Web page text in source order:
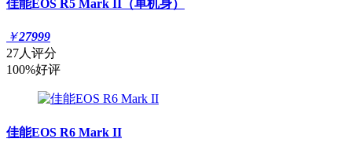
佳能EOS R5 Mark II（单机身）
￥27999
27人评分
100%好评
佳能EOS R6 Mark II